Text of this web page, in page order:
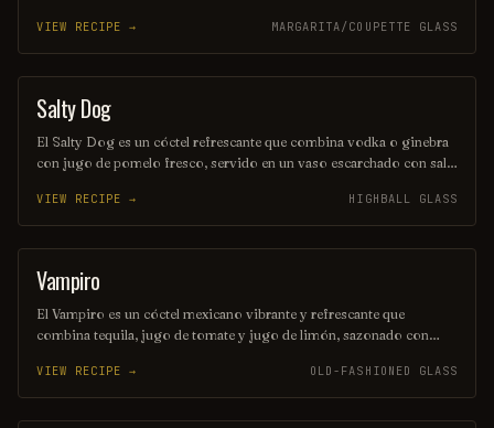
ofrece una experiencia tropical perfecta para disfrutar en cualquier
ocasión. Su sabor equilibrado y suave la convierte en una opción
ideal para los amantes de las margaritas.
VIEW RECIPE → MARGARITA/COUPETTE GLASS
ORDINARY DRINK
Salty Dog
El Salty Dog es un cóctel refrescante que combina vodka o ginebra
con jugo de pomelo fresco, servido en un vaso escarchado con sal
convierte en una opción ideal para disfrutar en un día soleado.
Perfecto para quienes buscan una bebida sencilla pero deliciosa.
VIEW RECIPE → HIGHBALL GLASS
ORDINARY DRINK
Vampiro
El Vampiro es un cóctel mexicano vibrante y refrescante que
combina tequila, jugo de tomate y jugo de limón, sazonado con
escarchado con sal y chile en polvo, este trago es perfecto para
aquellos que buscan una experiencia intensa y llena de sabor. Ideal
para disfrutar en una noche de fiesta o como aperitivo.
VIEW RECIPE → OLD-FASHIONED GLASS